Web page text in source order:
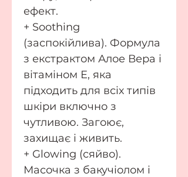
ефект.
+ Soothing
(заспокійлива). Формула
з екстрактом Алое Вера і
вітаміном Е, яка
підходить для всіх типів
шкіри включно з
чутливою. Загоює,
захищає і живить.
+ Glowing (сяйво).
Масочка з бакучіолом і